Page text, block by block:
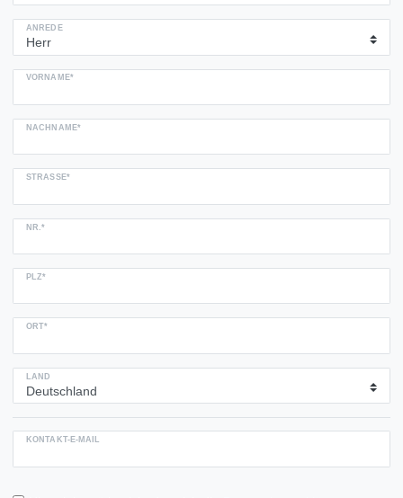
ANREDE
VORNAME*
NACHNAME*
STRASSE*
NR.*
PLZ*
ORT*
LAND
KONTAKT-E-MAIL